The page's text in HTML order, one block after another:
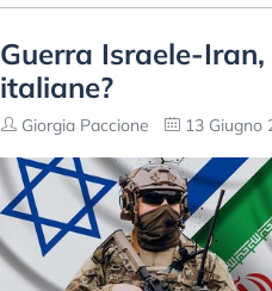
Guerra Israele-
italiane?
Giorgia Paccione 13 Giugno